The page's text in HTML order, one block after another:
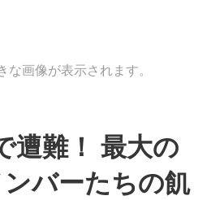
画像が表示されます。
遭難！ 最大の
バーたちの飢